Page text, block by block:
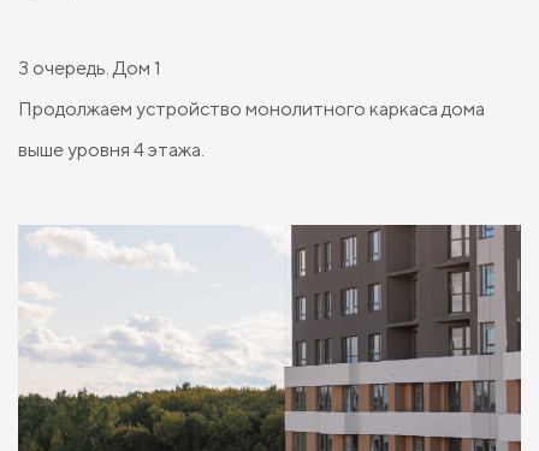
3 очередь. Дом 1
Продолжаем устройство монолитного каркаса дома
выше уровня 4 этажа.